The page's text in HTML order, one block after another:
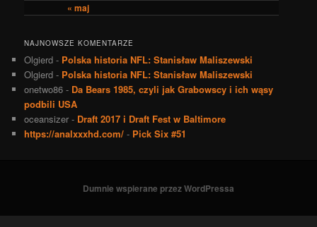
« maj
NAJNOWSZE KOMENTARZE
Olgierd - Polska historia NFL: Stanisław Maliszewski
Olgierd - Polska historia NFL: Stanisław Maliszewski
onetwo86 - Da Bears 1985, czyli jak Grabowscy i ich wąsy
podbili USA
oceansizer - Draft 2017 i Draft Fest w Baltimore
https://analxxxhd.com/ - Pick Six #51
Dumnie wspierane przez WordPressa